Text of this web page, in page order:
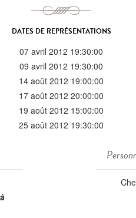
DATES DE REPRÉSENTATIONS
07 avril 2012 19:30:00
09 avril 2012 19:30:00
14 août 2012 19:00:00
17 août 2012 20:00:00
19 août 2012 15:00:00
25 août 2012 19:30:00